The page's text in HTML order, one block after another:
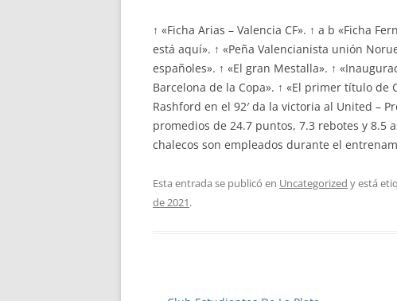
↑ «Ficha Arias – Valencia CF». ↑ a b «Ficha
está aquí». ↑ «Peña Valencianista unión
españoles». ↑ «El gran Mestalla». ↑
Barcelona de la Copa». ↑ «El primer título
Rashford en el 92′ da la victoria al United –
promedios de 24.7 puntos, 7.3 rebotes y 8.5
chalecos son empleados durante el
Esta entrada se publicó en Uncategorized y está
de 2021.